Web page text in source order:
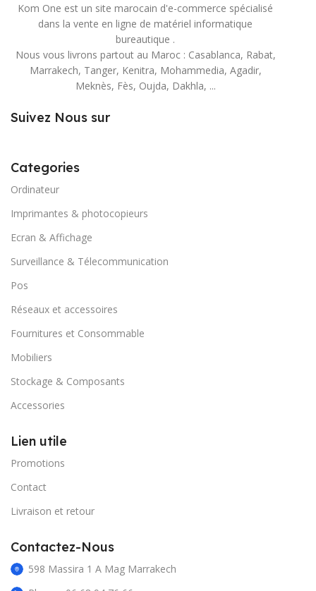
Kom One est un site marocain d'e-commerce spécialisé
dans la vente en ligne de matériel informatique
bureautique .
Nous vous livrons partout au Maroc : Casablanca, Rabat,
Marrakech, Tanger, Kenitra, Mohammedia, Agadir,
Meknès, Fès, Oujda, Dakhla, ...
Suivez Nous sur
Categories
Ordinateur
Imprimantes & photocopieurs
Ecran & Affichage
Surveillance & Télecommunication
Pos
Réseaux et accessoires
Fournitures et Consommable
Mobiliers
Stockage & Composants
Accessories
Lien utile
Promotions
Contact
Livraison et retour
Contactez-Nous
598 Massira 1 A Mag Marrakech